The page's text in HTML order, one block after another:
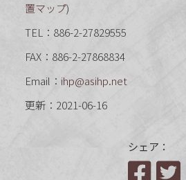
置マップ)
TEL：886-2-27829555
FAX：886-2-27868834
Email： ihp@asihp.net
更新：2021-06-16
シェア：